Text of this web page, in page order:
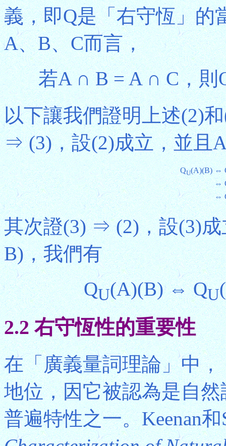
義，即Q是「右守恆」的
A、B、C而言，
若A ∩ B = A ∩ C，則
以下讓我們證明上述(2)
⇒ (3)，設(2)成立，並且
QU(A)(B) ⇔
⇔
⇔
其次證(3) ⇒ (2)，設(3)
B)，我們有
QU(A)(B) ⇔ QU
2.2 右守恆性的重要性
在「廣義量詞理論」中
地位，因它被認為是自
普遍特性之一。Keenan